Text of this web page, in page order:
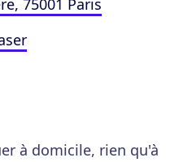
75001 Paris
à domicile, rien qu'à